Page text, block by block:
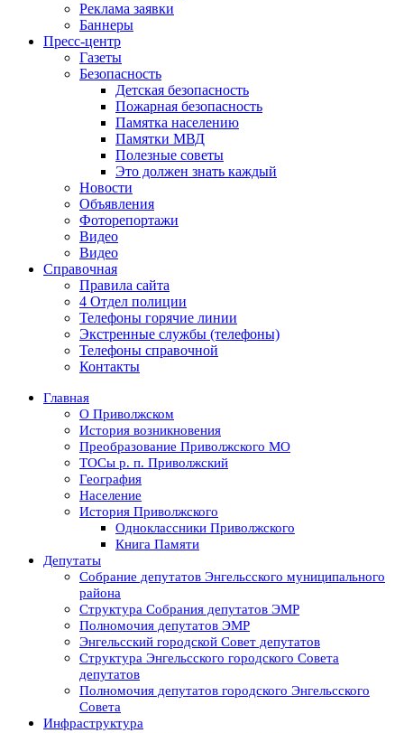
Реклама заявки
Баннеры
Пресс-центр
Газеты
Безопасность
Детская безопасность
Пожарная безопасность
Памятка населению
Памятки МВД
Полезные советы
Это должен знать каждый
Новости
Объявления
Фоторепортажи
Видео
Видео
Справочная
Правила сайта
4 Отдел полиции
Телефоны горячие линии
Экстренные службы (телефоны)
Телефоны справочной
Контакты
Главная
О Приволжском
История возникновения
Преобразование Приволжского МО
ТОСы р. п. Приволжский
География
Население
История Приволжского
Одноклассники Приволжского
Книга Памяти
Депутаты
Собрание депутатов Энгельсского муниципального
района
Структура Собрания депутатов ЭМР
Полномочия депутатов ЭМР
Энгельсский городской Совет депутатов
Структура Энгельсского городского Совета
депутатов
Полномочия депутатов городского Энгельсского
Совета
Инфраструктура